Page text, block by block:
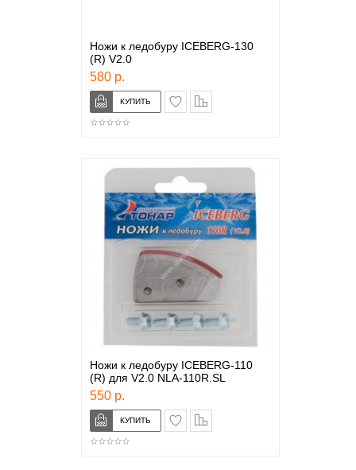
Ножи к ледобуру ICEBERG-130
(R) V2.0
580 р.
в закладки
Ножи к ледобуру ICEBERG-110
(R) для V2.0 NLA-110R.SL
550 р.
в закладки